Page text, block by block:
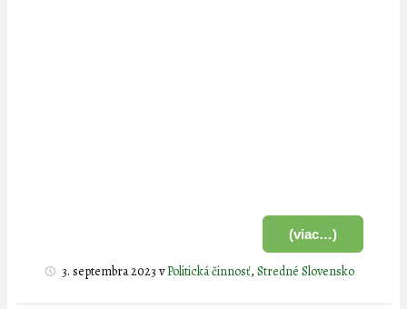
(viac…)
3. septembra 2023 vPolitická činnosť, Stredné Slovensko